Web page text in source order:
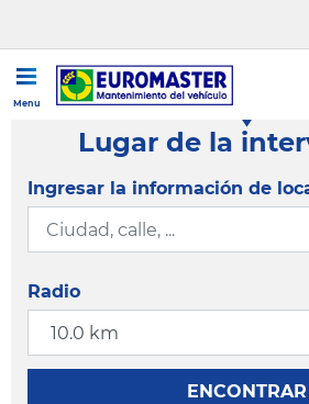
Menu
Lugar de la
Ingresar la información de
Radio
ENCONTRAR